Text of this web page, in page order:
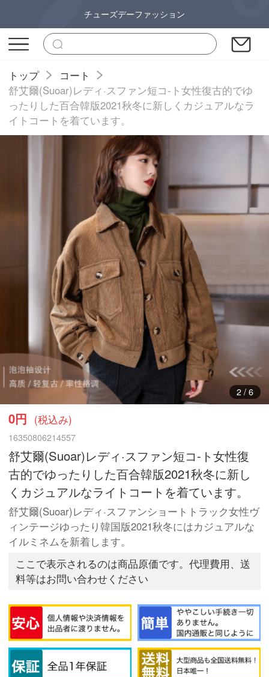
チューズデーファッション
トップ
コート
舒艾爾(Suoar)レディ·スファン短コ-ト女性復古的でゆ
ったりした百合韓版2021秋冬に新しくカジュアルなラ
イトコートを着ています。
3/ 6
0円 (税込み)
16350806214557
舒艾爾(Suoar)レディ·スファン短コ-ト女性復
古的でゆったりした百合韓版2021秋冬に新し
くカジュアルなライトコートを着ています。
舒艾爾(Suoar)レディ·スファンショートトラック女性ヴ
ィンテージゆったり韓国版2021秋冬にはカジュアルな
イルミネムを新着します。
ここで表示されるのは商品原価です。代理費用、送
料等はお問い合わせください